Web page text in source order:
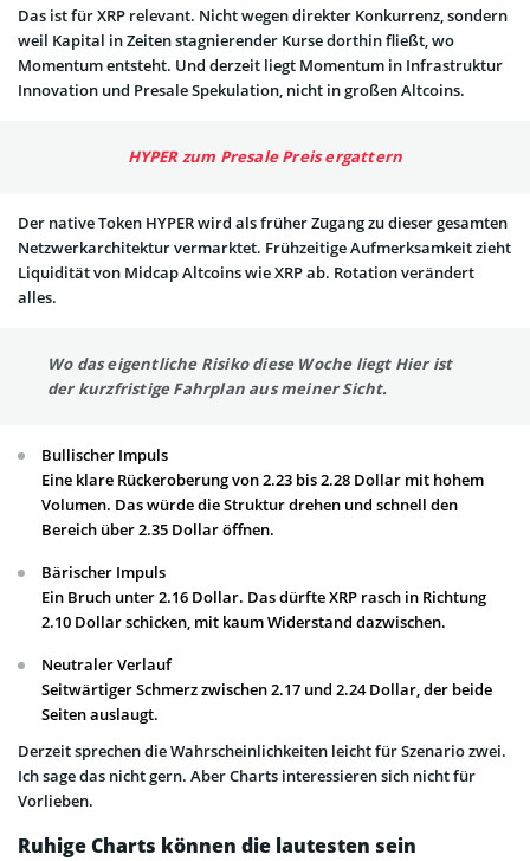
Das ist für XRP relevant. Nicht wegen direkter Konkurrenz, sondern
weil Kapital in Zeiten stagnierender Kurse dorthin fließt, wo
Momentum entsteht. Und derzeit liegt Momentum in Infrastruktur
Innovation und Presale Spekulation, nicht in großen Altcoins.
HYPER zum Presale Preis ergattern
Der native Token HYPER wird als früher Zugang zu dieser gesamten
Netzwerkarchitektur vermarktet. Frühzeitige Aufmerksamkeit zieht
Liquidität von Midcap Altcoins wie XRP ab. Rotation verändert
alles.
Wo das eigentliche Risiko diese Woche liegt Hier ist
der kurzfristige Fahrplan aus meiner Sicht.
Bullischer Impuls
Eine klare Rückeroberung von 2.23 bis 2.28 Dollar mit hohem
Volumen. Das würde die Struktur drehen und schnell den
Bereich über 2.35 Dollar öffnen.
Bärischer Impuls
Ein Bruch unter 2.16 Dollar. Das dürfte XRP rasch in Richtung
2.10 Dollar schicken, mit kaum Widerstand dazwischen.
Neutraler Verlauf
Seitwärtiger Schmerz zwischen 2.17 und 2.24 Dollar, der beide
Seiten auslaugt.
Derzeit sprechen die Wahrscheinlichkeiten leicht für Szenario zwei.
Ich sage das nicht gern. Aber Charts interessieren sich nicht für
Vorlieben.
Ruhige Charts können die lautesten sein